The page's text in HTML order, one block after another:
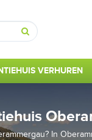
Zoeken
VERHUREN
In